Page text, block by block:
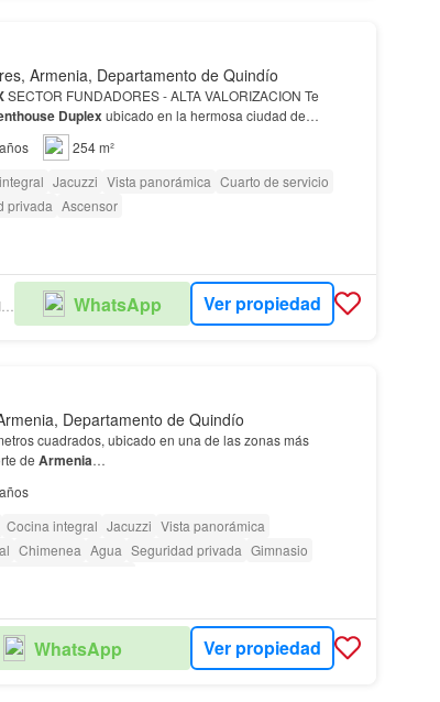
Armenia, Departamento de Quindío
SECTOR FUNDADORES - ALTA VALORIZACION Te
Duplexubicado en la hermosa ciudad de
de tener tu propio pedazo de paraíso en la herm…
254 m²
Jacuzzi Vista panorámica Cuarto de servicio
privada Ascensor
HEREDIA PROYECTOS INMOBILIARIOS SAS WhatsApp Ver propiedad
Departamento de Quindío
cuadrados, ubicado en una de las zonas más
de Armenia…
Cocina integral Jacuzzi Vista panorámica
Chimenea Agua Seguridad privada Gimnasio
WhatsApp Ver propiedad